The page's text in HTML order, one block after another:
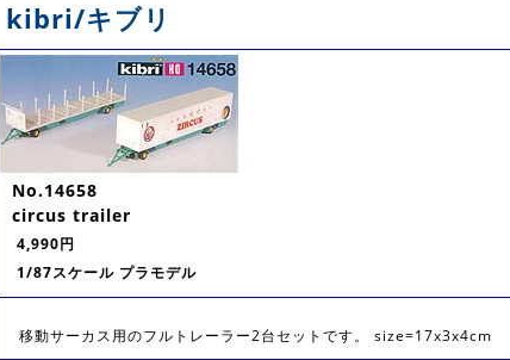
kibri/キブリ
No.14658
circus trailer
4,990円
1/87スケール プラモデル
移動サーカス用のフルトレーラー2台セットです。 size=17x3x4cm